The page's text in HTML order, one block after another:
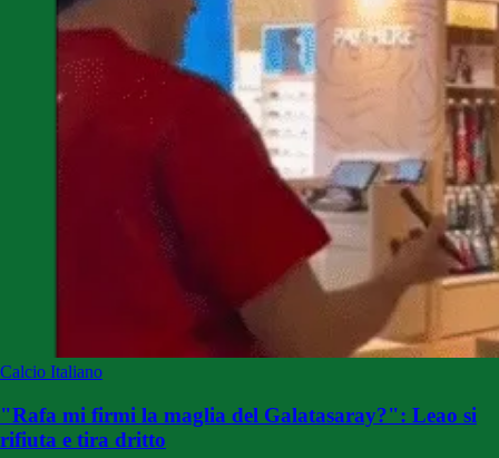
Calcio Italiano
"Rafa mi firmi la maglia del Galatasaray?": Leao si
rifiuta e tira dritto